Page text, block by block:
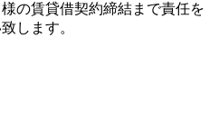
の賃貸借契約締結まで責任を
します。